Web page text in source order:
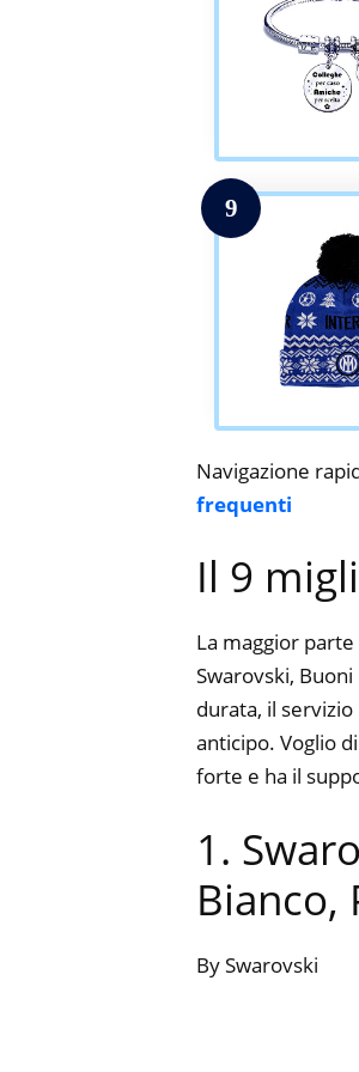
9
Navigazione
frequenti
Il 9
La maggior
Swarovski,
durata, il
anticipo. Voglio
forte e ha il
1.
By Swarovski